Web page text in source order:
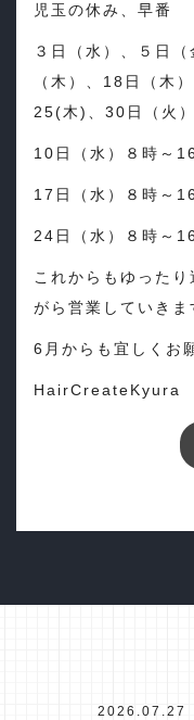
児玉の休み、早番
３日（水）、５日
（木）、18日（木
25(木)、30日（火）
10日（水）８時～
17日（水）８時～
24日（水）８時～
これからもゆった
がら営業していきま
6月からも宜しくお
HairCreateKyura
2026.07.27